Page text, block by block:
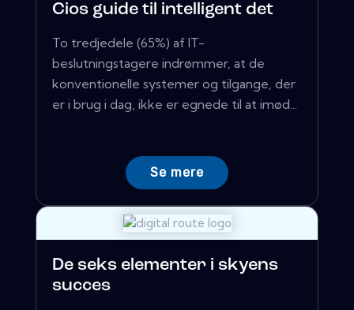
Cios guide til intelligent det
To tredjedele (65%) af IT-
beslutningstagere indrømmer, at de
konventionelle systemer og tilgange, der
er i brug i dag, ikke er egnede til at imød...
Se mere
De seks elementer i skyens
succes